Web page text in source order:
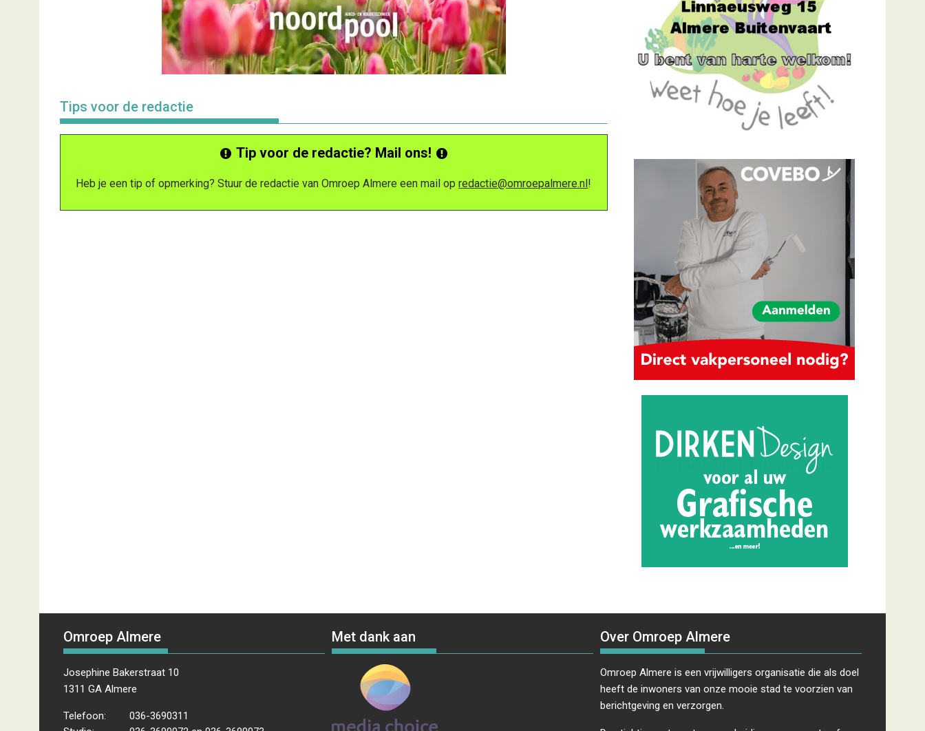
Tips voor de redactie
Tip voor de redactie? Mail ons!
Heb je een tip of opmerking? Stuur de redactie van Omroep Almere een mail opredactie@omroepalmere.nl!
Omroep Almere
Josephine Bakerstraat 10
1311 GA Almere
Telefoon:
036-3690311
Met dank aan Over Omroep Almere
Omroep Almere is een vrijwilligers organisatie die als doel
heeft de inwoners van onze mooie stad te voorzien van
berichtgeving en verzorgen.